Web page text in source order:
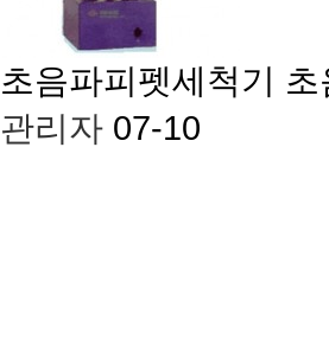
초음파피펫세척기
관리자 07-10